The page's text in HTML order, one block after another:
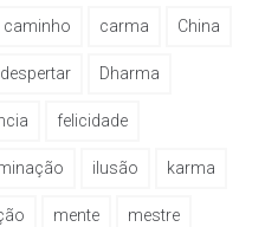
caminho carma China
despertar Dharma
felicidade
ilusão karma
mente mestre